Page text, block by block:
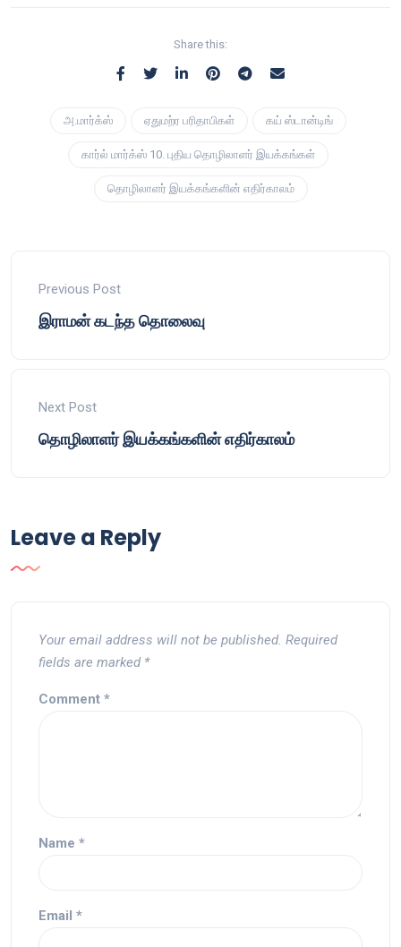
Share this:
அ.மார்க்ஸ் ஏதுமற்ர பரிதாபிகள் கய் ஸ்டான்டிங்
கார்ல் மார்க்ஸ் 10. புதிய தொழிலாளர் இயக்கங்கள்
தொழிலாளர் இயக்கங்களின் எதிர்காலம்
Previous Post
இராமன் கடந்த தொலைவு
Next Post
தொழிலாளர் இயக்கங்களின் எதிர்காலம்
Leave a Reply
Your email address will not be published. Required
fields are marked *
Comment *
Name *
Email *